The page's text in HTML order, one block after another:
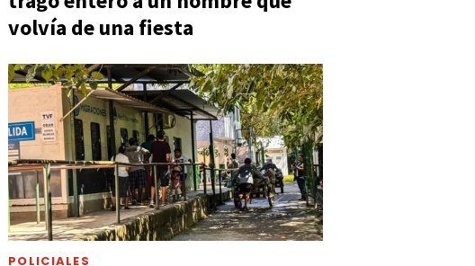
volvía de una fiesta
POLICIALES